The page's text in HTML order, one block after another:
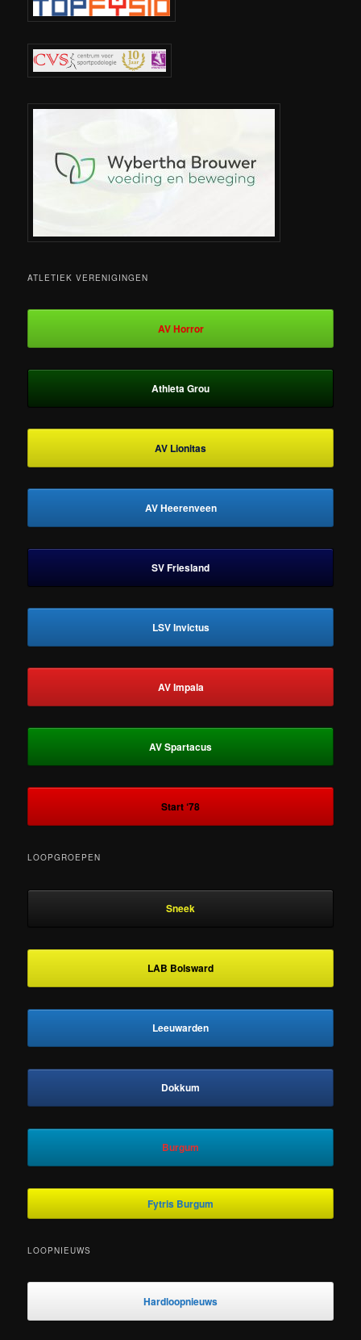
ATLETIEK VERENIGINGEN
AV Horror
Athleta Grou
AV Lionitas
AV Heerenveen
SV Friesland
LSV Invictus
AV Impala
AV Spartacus
Start ‘78
LOOPGROEPEN
Sneek
LAB Bolsward
Leeuwarden
Dokkum
Burgum
Fytris Burgum
LOOPNIEUWS
Hardloopnieuws